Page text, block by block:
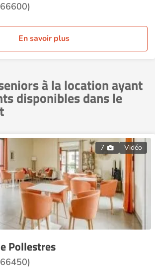
En savoir plus
à la location ayant
disponibles dans le
7 Vidéo
Pollestres